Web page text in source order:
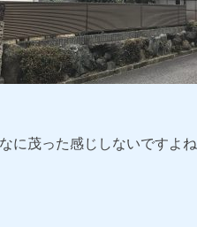
に茂った感じしないですよね